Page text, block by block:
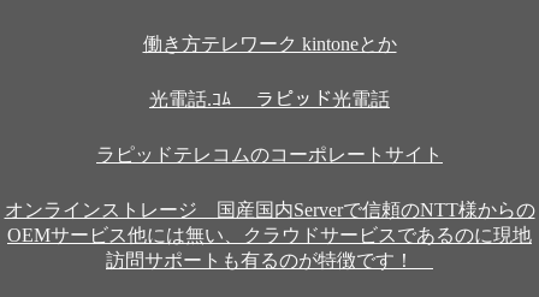
働き方テレワーク kintoneとか
光電話.ｺﾑ ラピッド光電話
ラピッドテレコムのコーポレートサイト
オンラインストレージ 国産国内Serverで信頼のNTT様からの
OEMサービス他には無い、クラウドサービスであるのに現地
訪問サポートも有るのが特徴です！